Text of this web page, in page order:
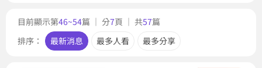
目前顯示第46~54篇 ｜ 分7頁 ｜ 共57篇
排序：
最新消息 最多人看 最多分享